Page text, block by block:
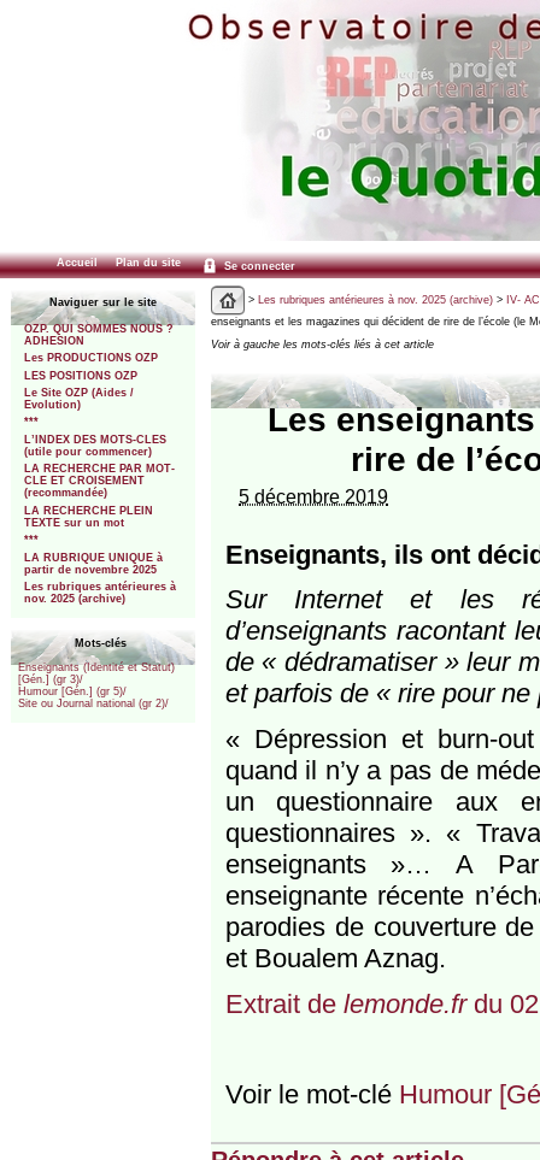
Accueil Plan du site Se connecter
Naviguer sur le site
OZP. QUI SOMMES NOUS ?
ADHESION
Les PRODUCTIONS OZP
LES POSITIONS OZP
Le Site OZP (Aides /
Evolution)
***
L’INDEX DES MOTS-CLES
(utile pour commencer)
LA RECHERCHE PAR MOT-
CLE ET CROISEMENT
(recommandée)
LA RECHERCHE PLEIN
TEXTE sur un mot
***
LA RUBRIQUE UNIQUE à
partir de novembre 2025
Les rubriques antérieures à
nov. 2025 (archive)
Mots-clés
Enseignants (Identité et Statut)
[Gén.] (gr 3)/
Humour [Gén.] (gr 5)/
Site ou Journal national (gr 2)/
> Les rubriques antérieures à nov. 2025 (archive)> IV-
enseignants et les magazines qui décident de rire de l’école (le
Voir à gauche les mots-clés liés à cet article
Les
rire de
5 décembre 2019
Enseignants, ils ont
Sur Internet et les
d’enseignants racontant
de « dédramatiser » leur
et parfois de « rire pour
« Dépression et burn-
quand il n’y a pas de
un questionnaire aux
questionnaires ». «
enseignants »… A
enseignante récente
parodies de couverture
et Boualem Aznag.
Extrait de lemonde.frdu
Voir le mot-clé Humour